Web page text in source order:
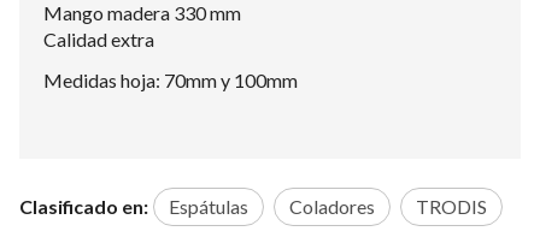
Mango madera 330 mm
Calidad extra
Medidas hoja: 70mm y 100mm
Clasificado en: Espátulas Coladores TRODIS